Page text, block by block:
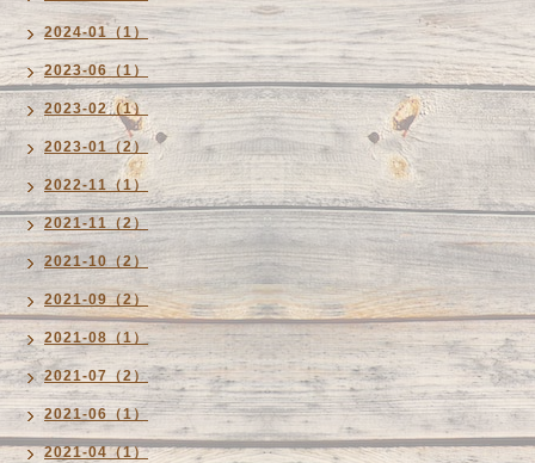
2024-01（1）
2023-06（1）
2023-02（1）
2023-01（2）
2022-11（1）
2021-11（2）
2021-10（2）
2021-09（2）
2021-08（1）
2021-07（2）
2021-06（1）
2021-04（1）